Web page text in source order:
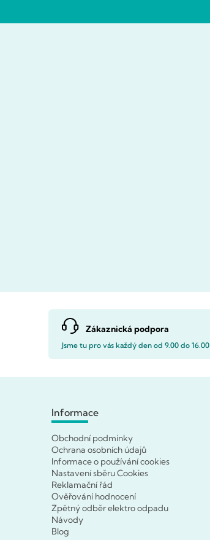
Zákaznická podpora
Jsme tu pro vás každý den od 9.00 do 16.00
Informace
Obchodní podmínky
Ochrana osobních údajů
Informace o používání cookies
Nastavení sběru Cookies
Reklamační řád
Ověřování hodnocení
Zpětný odběr elektro odpadu
Návody
Blog